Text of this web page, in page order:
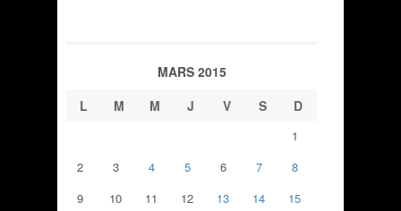
MARS 2015
L
M M J V S D
1
2
3 4 5 6 7
8
9
10 11 12 13 14
15